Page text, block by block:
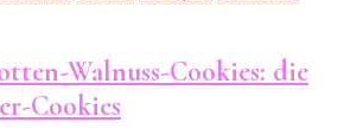
Walnuss-Cookies: die
Cookies